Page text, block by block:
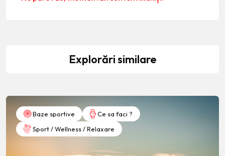
Explorări similare
Baze sportive
Ce sa faci ?
Sport / Wellness / Relaxare